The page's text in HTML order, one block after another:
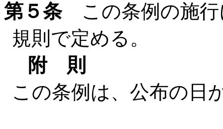
第５条この条例の施行
規則で定める。
附 則
この条例は、公布の日